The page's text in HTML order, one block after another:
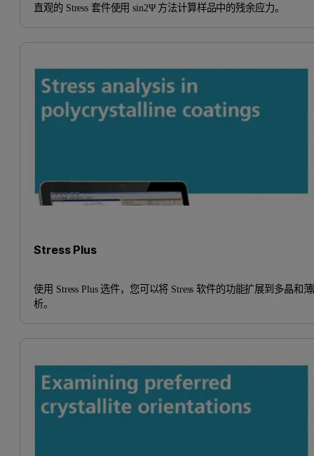
直观的 Stress 套件使用 sin2Ψ 方法计算样品中的残余应力。
Stress Plus
使用 Stress Plus 选件，您可以将 Stress 软件的功能扩展到多晶和
析。